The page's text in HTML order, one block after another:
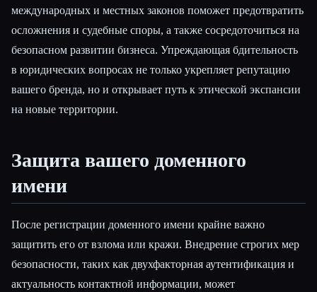
международных и местных законов поможет предотвратить
осложнения и судебные споры, а также сосредоточиться на
безопасном развитии бизнеса. Упреждающая бдительность
в юридических вопросах не только укрепляет репутацию
вашего бренда, но и открывает путь к этической экспансии
на новые территории.
Защита вашего доменного
имени
После регистрации доменного имени крайне важно
защитить его от взлома или кражи. Внедрение строгих мер
безопасности, таких как двухфакторная аутентификация и
актуальность контактной информации, может